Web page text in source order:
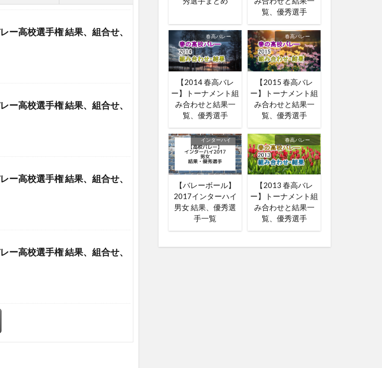
ー高校選手権 結果、組合せ、
ー高校選手権 結果、組合せ、
ー高校選手権 結果、組合せ、
ー高校選手権 結果、組合せ、
覧、優秀選手
春高バレー
【2014 春高バレ
ー】トーナメント組
み合わせと結果一
覧、優秀選手
春高バレー
【2015 春高バレ
ー】トーナメント組
み合わせと結果一
覧、優秀選手
インターハイ
【バレーボール】
2017インターハイ
男女 結果、優秀選
手一覧
春高バレー
【2013 春高バレ
ー】トーナメント組
み合わせと結果一
覧、優秀選手